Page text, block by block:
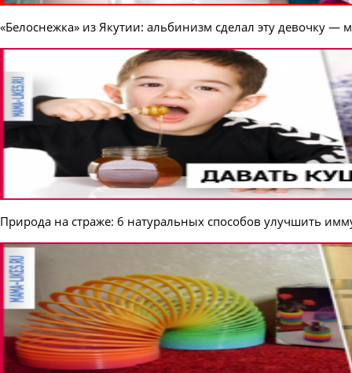
«Белоснежка» из Якутии: альбинизм сделал эту девочку —
Природа на страже: 6 натуральных способов улучшить